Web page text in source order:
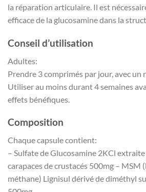
la réparation articulaire. Il est
efficace de la glucosamine dans la
Conseil d’utilisation
Adultes:
Prendre 3 comprimés par jour, avec un
Utiliser au moins durant 4 semaines
effets bénéfiques.
Composition
Chaque capsule contient:
– Sulfate de Glucosamine 2KCl
carapaces de crustacés 500mg –
méthane) Lignisul dérivé de diméthyl